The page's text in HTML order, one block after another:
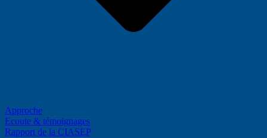
Approche
Ecoute & témoignages
Rapport de la CIASEP